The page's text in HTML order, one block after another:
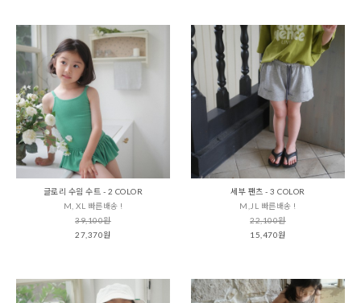
글로리 수읨 수트 - 2 COLOR
M, XL 빠른배송 !
39,100원
27,370원
세부 팬츠 - 3 COLOR
M,JL 빠른배송 !
22,100원
15,470원